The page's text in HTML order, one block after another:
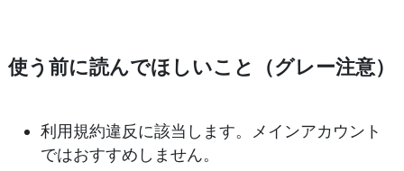
使う前に読んでほしいこと（グレー注意）
利用規約違反に該当します。メインアカウント
ではおすすめしません。